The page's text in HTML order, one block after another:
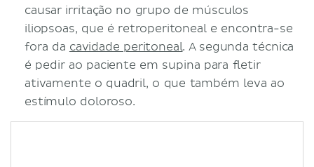
causar irritação no grupo de músculos
iliopsoas, que é retroperitoneal e encontra-se
fora da cavidade peritoneal. A segunda técnica
é pedir ao paciente em supina para fletir
ativamente o quadril, o que também leva ao
estímulo doloroso.